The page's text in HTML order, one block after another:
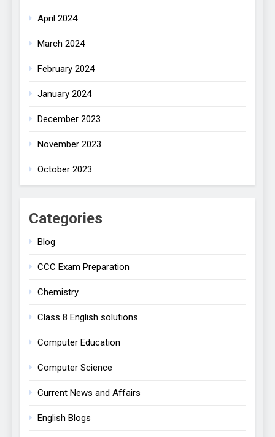
April 2024
March 2024
February 2024
January 2024
December 2023
November 2023
October 2023
Categories
Blog
CCC Exam Preparation
Chemistry
Class 8 English solutions
Computer Education
Computer Science
Current News and Affairs
English Blogs